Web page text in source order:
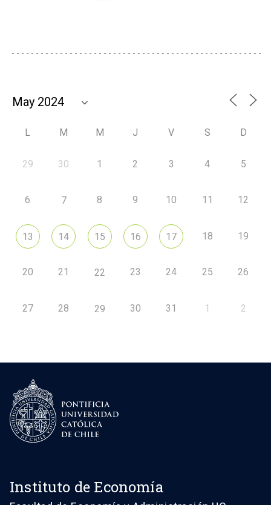
L M M J V S D
29 30 1 2 3 4 5
6 7 8 9 10 11 12
13 14 15 16 17 18 19
20 21 22 23 24 25 26
27 28 29 30 31 1 2
Instituto de Economía